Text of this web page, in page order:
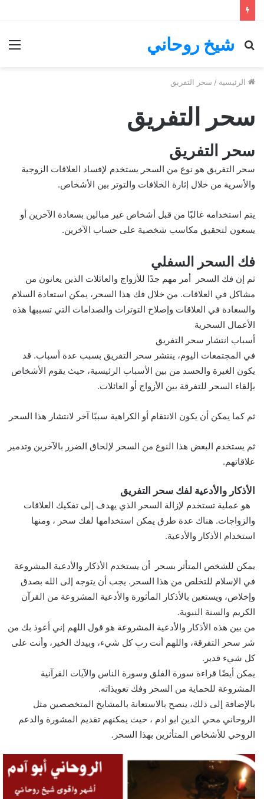
شيخ روحاني
بحث
الرئيسية / سحر التفريق
سحر التفريق
سحر التفريق
سحر التفريق هو نوع من السحر يستخدم لإفساد العلاقات الزوجية
والأسرية من خلال إثارة الخلافات والتوتر بين الأشخاص.
يتم استخدامه غالبًا من قبل أشخاص غير مبالين بسعادة الآخرين أو
يسعون لتحقيق مكاسب شخصية على حساب الآخرين.
فك السحر السفلي
ثم إن فك السحر أمر مهم جدًا للأزواج والعائلات الذين يعانون من
مشاكل في العلاقات. من خلال فك هذا السحر، يمكن استعادة السلام
والسعادة في العلاقات وإصلاح التوترات والصدامات التي تسببها هذه
الأعمال السحرية
أسباب انتشار سحر التفريق
في المجتمعات اليوم، ينتشر سحر التفريق بسبب عدة أسباب. قد
يكون الغيرة والحسد من بين الأسباب الرئيسية، حيث يقوم الأشخاص
بإلقاء السحر للتفرقة بين الأزواج أو العائلات.
ثم كما يمكن أن يكون الانتقام أو الكراهية سببًا آخر لانتشار هذا السحر
ثم يستخدم البعض هذا النوع من السحر لإلحاق الضرر بالآخرين وتدمير
علاقاتهم.
الأذكار والأدعية لفك سحر التفريق
هو عملية تستخدم لإزالة السحر الذي يهدف إلى تفكيك العلاقات
والزواجات. هناك عدة طرق يمكن استخدامها لفك سحر ، ومنها
استخدام الأذكار والأدعية.
يمكن للشخص المتأثر بسحر أن يستخدم الأذكار والأدعية المشروعة
في الإسلام للتخلص من هذا السحر. يجب أن يتوجه إلى الله بصدق
وإخلاص، ويستعين بالأذكار المأثورة والأدعية المشروعة من القرآن
الكريم والسنة النبوية.
من بين هذه الأذكار والأدعية المشروعة هو قول اللهم إني أعوذ بك من
شر سحر التفرقة، واللهم أنت رب كل شيء، وبيدك الخير، وأنت على
كل شيء قدير.
يمكن أيضًا قراءة سورة الفلق وسورة الناس والآيات القرآنية
المشروعة للحماية من السحر وفك تعويذاته.
بالإضافة إلى ذلك، ينصح بالاستعانة بالمشايخ المتخصصين مثل
الروحاني محي الدين ابو ادم ، حيث يمكنهم تقديم المشورة والدعم
الروحي للأشخاص المتأثرين بهذا السحر.